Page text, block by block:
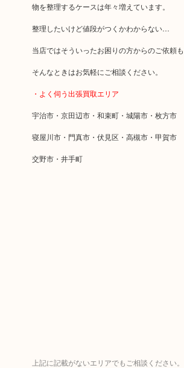
物を整理するケースは年々増えています。
整理したいけど値段がつくかわからない…
当店ではそういったお困りの方からのご依頼も
そんなときはお気軽にご相談ください。
・よく伺う出張買取エリア
宇治市・京田辺市・和束町・城陽市・枚方市
寝屋川市・門真市・伏見区・高槻市・甲賀市
交野市・井手町
上記に記載がないエリアでもご相談ください。